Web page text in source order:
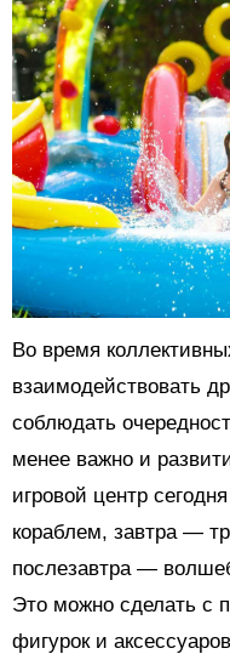
Во время
взаимодействовать
соблюдать
менее важно и
игровой центр
кораблем, завтра —
послезавтра —
Это можно сделать с
фигурок и